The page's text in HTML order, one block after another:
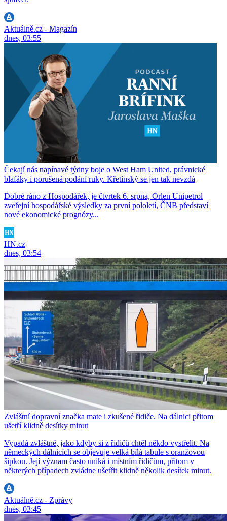
Aktuálně.cz - Magazín
dnes, 03:55
Čekají nás napínavé týdny boje o West Ham United, právnické
blafáky i porušená podání ruky. Křetínský se jen tak nevzdá
Dobré ráno z Hospodářek, je čtvrtek 6. srpna, Orlen Unipetrol
zveřejní hospodářské výsledky za první pololetí, ČNB představí
nové ekonomické prognózy...
HN.cz
dnes, 03:54
Zvláštní dopravní značka mate i zkušené řidiče. Na dálnici přitom
ušetří klidně desítky minut
Vypadá zvláštně, jako kdyby si z řidičů chtěl někdo vystřelit. Na
německých dálnicích se objevuje velká bílá tabule s oranžovou
šipkou. Její význam často uniká i místním řidičům, přitom v
některých případech zvládne ušetřit klidně několik desítek minut.
Aktuálně.cz - Zprávy
dnes, 03:45